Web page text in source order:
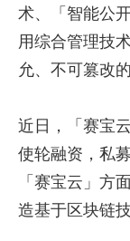
术、「智能公
用综合管理技
允、不可篡改
近日，「赛宝
使轮融资，私
「赛宝云」方
造基于区块链